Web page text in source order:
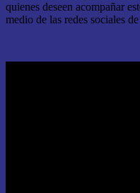
quienes deseen acompañar
medio de las redes sociales